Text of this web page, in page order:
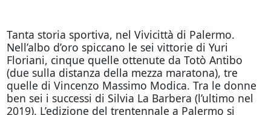
Tanta storia sportiva, nel Vivicittà di Palermo.
Nell’albo d’oro spiccano le sei vittorie di Yuri
Floriani, cinque quelle ottenute da Totò Antibo
(due sulla distanza della mezza maratona), tre
quelle di Vincenzo Massimo Modica. Tra le donne
ben sei i successi di Silvia La Barbera (l’ultimo nel
2019). L’edizione del trentennale a Palermo si